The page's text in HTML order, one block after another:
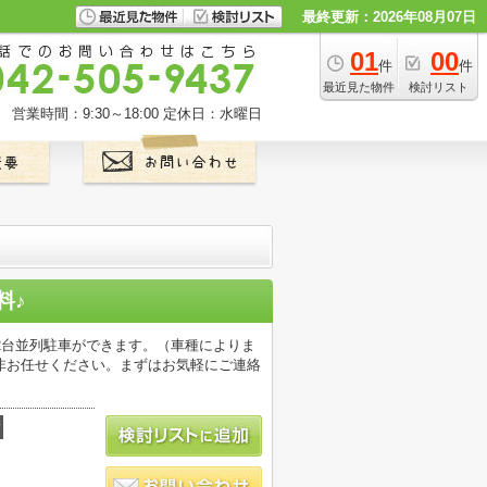
最終更新：2026年08月07日
01件
最近見た物件
00件
検討リスト
営業時間：9:30～18:00 定休日：水曜日
♪
並列駐車ができます。（車種によりま
任せください。まずはお気軽にご連絡